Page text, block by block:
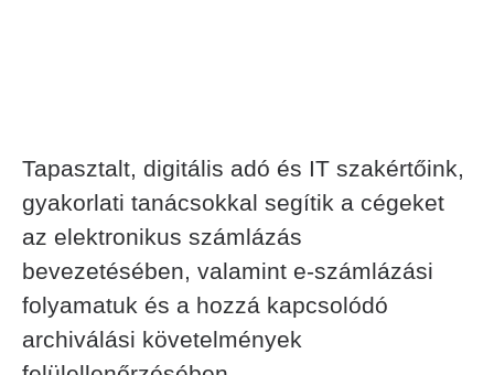
Tapasztalt, digitális adó és IT szakértőink,
gyakorlati tanácsokkal segítik a cégeket
az elektronikus számlázás
bevezetésében, valamint e-számlázási
folyamatuk és a hozzá kapcsolódó
archiválási követelmények